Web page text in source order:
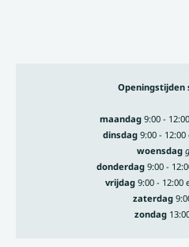
Openingstijden
maandag9:00 -
dinsdag 9:00 - 12:00
woensdag
donderdag9:00 -
vrijdag 9:00 - 12:00
zaterdag
zondag